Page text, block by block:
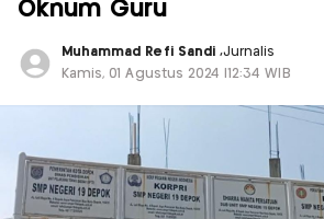
Oknum Guru
Muhammad Refi Sandi ,Jurnalis
Kamis, 01 Agustus 2024 |12:34 WIB